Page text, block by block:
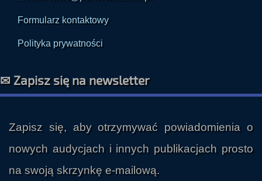
E-mail: radio@paranormalium.pl
Formularz kontaktowy
Polityka prywatności
✉ Zapisz się na newsletter
Zapisz się, aby otrzymywać powiadomienia o
nowych audycjach i innych publikacjach prosto
na swoją skrzynkę e-mailową.